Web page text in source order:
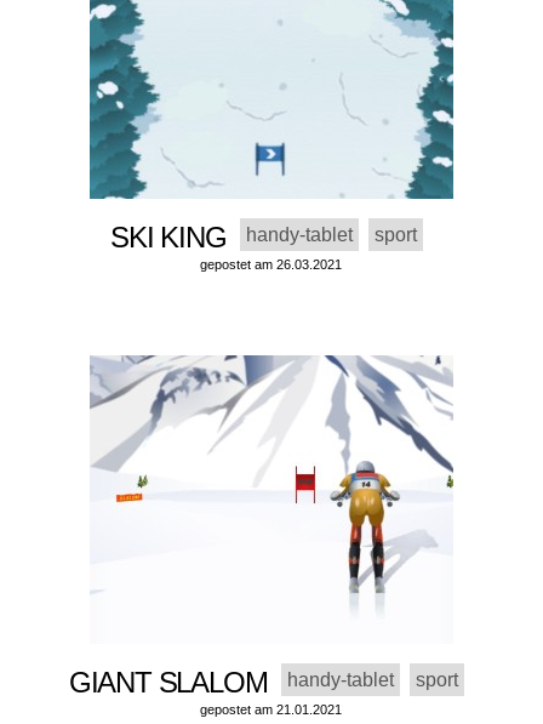
SKI KING handy-tablet sport
gepostet am 26.03.2021
GIANT SLALOM handy-tablet sport
gepostet am 21.01.2021